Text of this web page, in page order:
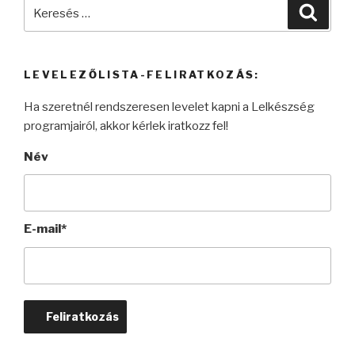
LEVELEZŐLISTA-FELIRATKOZÁS:
Ha szeretnél rendszeresen levelet kapni a Lelkészség
programjairól, akkor kérlek iratkozz fel!
Név
E-mail*